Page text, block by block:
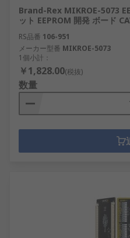
Brand-Rex MIKROE-5073
ット EEPROM 開発 ボード
RS品番 106-951
メーカー型番 MIKROE-5073
1個小計：
￥1,828.00(税抜)
数量